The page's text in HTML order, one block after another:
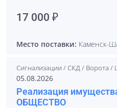
17 000 ₽
Место поставки: Каменск-
Сигнализации / СКД / Ворота
05.08.2026
Реализация
ОБЩЕСТВО